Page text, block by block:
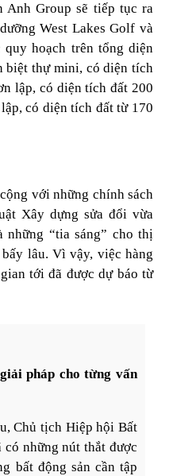
Anh Group sẽ tiếp tục ra
West Lakes Golf và
hoạch trên tổng diện
biệt thự mini, có diện tích
lập, có diện tích đất 200
có diện tích đất từ 170
với những chính sách
Xây dựng sửa đổi vừa
những “tia sáng” cho thị
lâu. Vì vậy, việc hàng
tới đã được dự báo từ
pháp cho từng vấn
Chủ tịch Hiệp hội Bất
có những nút thắt được
bất động sản cần tập